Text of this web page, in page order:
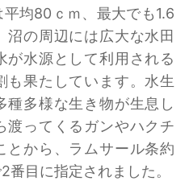
均80ｃｍ、最大でも1.6
沼の周辺には広大な水田
が水源として利用される
も果たしています。水生
種多様な生き物が生息し
渡ってくるガンやハクチ
とから、ラムサール条約
目に指定されました。